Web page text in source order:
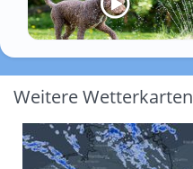
Weitere Wetterkarten